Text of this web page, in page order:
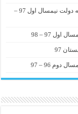
دانلود رایگان نمونه سوال اصول تنظیم و کنترل بودجه دولت نیمسال اول 97 –
97 – 98
97
96 – 97